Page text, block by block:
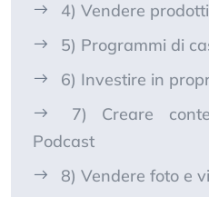
4) Vendere
5) Programmi di
6) Investire in
7) Creare
Podcast
8) Vendere foto e